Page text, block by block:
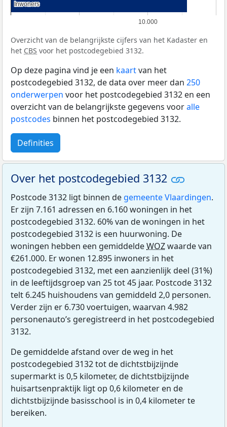
10.000
Inwoners
Inwoners
Overzicht van de belangrijkste cijfers van het Kadaster en
het CBS voor het postcodegebied 3132.
Op deze pagina vind je een kaartvan het
postcodegebied 3132, de data over meer dan 250
onderwerpen voor het postcodegebied 3132 en een
overzicht van de belangrijkste gegevens vooralle
postcodes binnen het postcodegebied 3132.
Definities
Over het postcodegebied 3132
Postcode 3132 ligt binnen de gemeente Vlaardingen.
Er zijn 7.161 adressen en 6.160 woningen in het
postcodegebied 3132. 60% van de woningen in het
postcodegebied 3132 is een huurwoning. De
woningen hebben een gemiddeldeWOZwaarde van
€261.000. Er wonen 12.895 inwoners in het
postcodegebied 3132, met een aanzienlijk deel (31%)
in de leeftijdsgroep van 25 tot 45 jaar. Postcode 3132
telt 6.245 huishoudens van gemiddeld 2,0 personen.
Verder zijn er 6.730 voertuigen, waarvan 4.982
personenauto’s geregistreerd in het postcodegebied
3132.
De gemiddelde afstand over de weg in het
postcodegebied 3132 tot de dichtstbijzijnde
supermarkt is 0,5 kilometer, de dichtstbijzijnde
huisartsenpraktijk ligt op 0,6 kilometer en de
dichtstbijzijnde basisschool is in 0,4 kilometer te
bereiken.